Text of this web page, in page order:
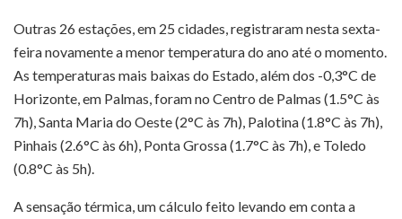
Outras 26 estações, em 25 cidades, registraram nesta sexta-
feira novamente a menor temperatura do ano até o momento.
As temperaturas mais baixas do Estado, além dos -0,3°C de
Horizonte, em Palmas, foram no Centro de Palmas (1.5°C às
7h), Santa Maria do Oeste (2°C às 7h), Palotina (1.8°C às 7h),
Pinhais (2.6°C às 6h), Ponta Grossa (1.7°C às 7h), e Toledo
(0.8°C às 5h).
A sensação térmica, um cálculo feito levando em conta a